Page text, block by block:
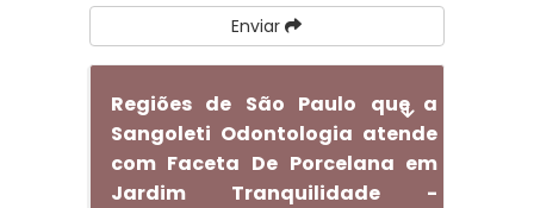
Enviar
Regiões de São Paulo que a
Sangoleti Odontologia atende
com Faceta De Porcelana em
Jardim Tranquilidade -